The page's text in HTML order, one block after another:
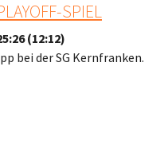
SPIEL
(12:12)
bei der SG Kernfranken.